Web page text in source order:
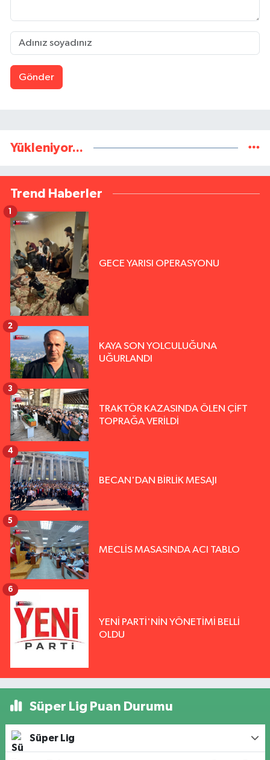
Gönder
Yükleniyor...
Trend Haberler
GECE YARISI OPERASYONU
1
KAYA SON YOLCULUĞUNA
UĞURLANDI
2
TRAKTÖR KAZASINDA ÖLEN ÇİFT
TOPRAĞA VERİLDİ
3
BECAN'DAN BİRLİK MESAJI
4
MECLİS MASASINDA ACI TABLO
5
YENİ PARTİ'NİN YÖNETİMİ BELLİ
OLDU
6
Süper Lig Puan Durumu
Süper Lig